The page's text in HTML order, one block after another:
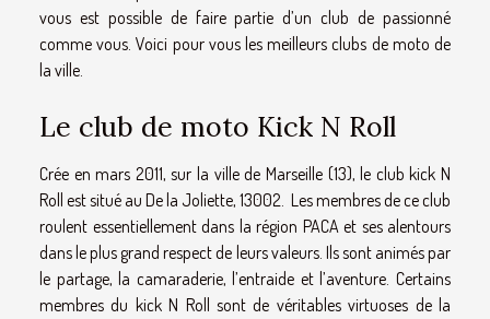
vous est possible de faire partie d’un club de passionné
comme vous. Voici pour vous les meilleurs clubs de moto de
la ville.
Le club de moto Kick N Roll
Crée en mars 2011, sur la ville de Marseille (13), le club kick N
Roll est situé au De la Joliette, 13002. Les membres de ce club
roulent essentiellement dans la région PACA et ses alentours
dans le plus grand respect de leurs valeurs. Ils sont animés par
le partage, la camaraderie, l’entraide et l’aventure. Certains
membres du kick N Roll sont de véritables virtuoses de la